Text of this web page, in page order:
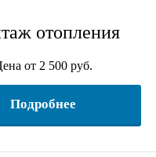
отопления
от 2 500 руб.
Подробнее